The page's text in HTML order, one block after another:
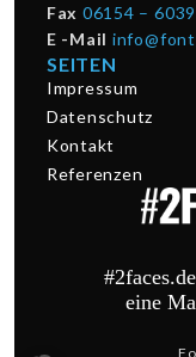
Fax 06154 –
E -Mail
SEITEN
Impressum
Datenschutz
Kontakt
Referenzen
eine